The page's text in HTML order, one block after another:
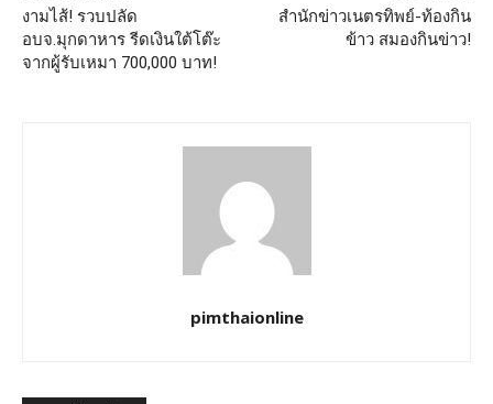
งามไส้! รวบปลัด
อบจ.มุกดาหาร รีดเงินใต้โต๊ะ
จากผู้รับเหมา 700,000 บาท!
สำนักข่าวเนตรทิพย์-ท้องกิน
ข้าว สมองกินข่าว!
pimthaionline